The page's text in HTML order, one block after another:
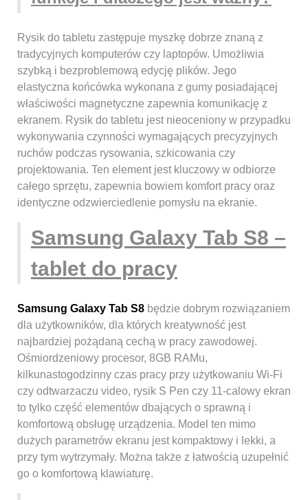
Rysik do tabletu zastępuje myszkę dobrze znaną z
tradycyjnych komputerów czy laptopów. Umożliwia
szybką i bezproblemową edycję plików. Jego
elastyczna końcówka wykonana z gumy posiadającej
właściwości magnetyczne zapewnia komunikację z
ekranem. Rysik do tabletu jest nieoceniony w przypadku
wykonywania czynności wymagających precyzyjnych
ruchów podczas rysowania, szkicowania czy
projektowania. Ten element jest kluczowy w odbiorze
całego sprzętu, zapewnia bowiem komfort pracy oraz
identyczne odzwierciedlenie pomysłu na ekranie.
Samsung Galaxy Tab S8 –
tablet do pracy
Samsung Galaxy Tab S8 będzie dobrym rozwiązaniem
dla użytkowników, dla których kreatywność jest
najbardziej pożądaną cechą w pracy zawodowej.
Ośmiordzeniowy procesor, 8GB RAMu,
kilkunastogodzinny czas pracy przy użytkowaniu Wi-Fi
czy odtwarzaczu video, rysik S Pen czy 11-calowy ekran
to tylko część elementów dbających o sprawną i
komfortową obsługę urządzenia. Model ten mimo
dużych parametrów ekranu jest kompaktowy i lekki, a
przy tym wytrzymały. Można także z łatwością uzupełnić
go o komfortową klawiaturę.